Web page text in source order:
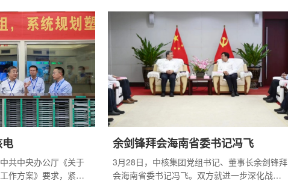
策。
党委书记、董事长魏国良作大会总结。
电
共中央办公厅《关于
作方案》要求，紧紧
余剑锋拜会海南省委书记冯飞
3月28日，中核集团党组书记、董事长余剑锋拜
会海南省委书记冯飞。双方就进一步深化战略